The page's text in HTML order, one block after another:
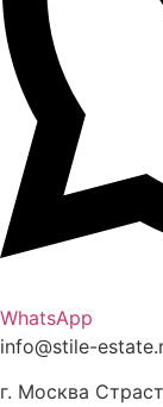
WhatsApp
info@stile-
г. Москва